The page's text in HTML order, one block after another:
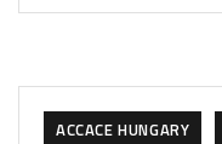
ACCACE HUNGARY